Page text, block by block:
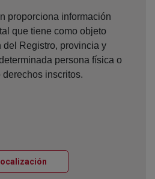
proporciona información
que tiene como objeto
Registro, provincia y
persona física o
inscritos.